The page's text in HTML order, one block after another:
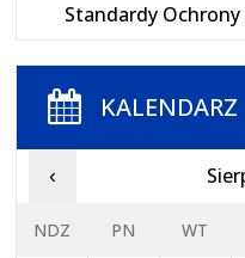
Standardy Ochrony
KALENDARZ
‹
NDZ PN WT